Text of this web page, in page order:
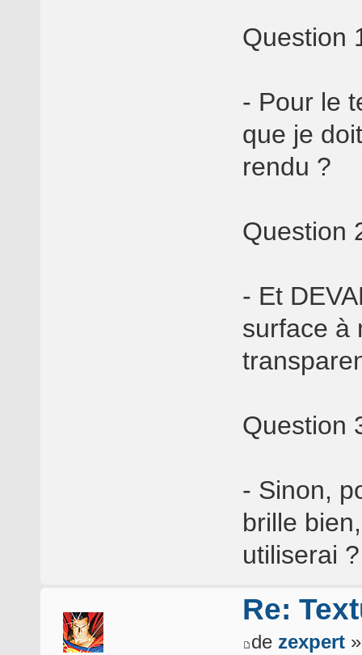
Question
- Pour le
que je
rendu ?
Question
- Et
surface à
Question
- Sinon,
brille
utiliserai ?
Re:
de zexpert